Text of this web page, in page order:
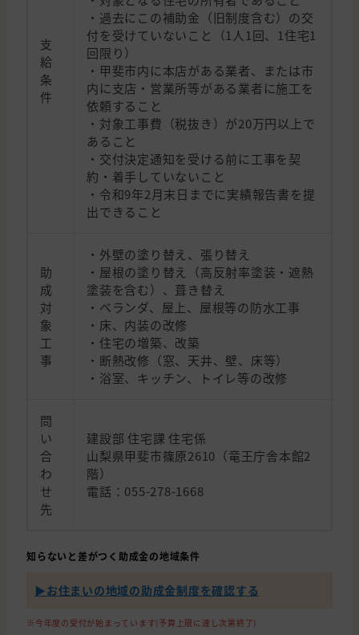
支
給
条
件
・過去にこの補助金（旧制度含む）の交
付を受けていないこと（1人1回、1住宅1
回限り）
・甲斐市内に本店がある業者、または市
内に支店・営業所等がある業者に施工を
依頼すること
・対象工事費（税抜き）が20万円以上で
あること
・交付決定通知を受ける前に工事を契
約・着手していないこと
・令和9年2月末日までに実績報告書を提
出できること
助
成
対
象
工
事
・外壁の塗り替え、張り替え
・屋根の塗り替え（高反射率塗装・遮熱
塗装を含む）、葺き替え
・ベランダ、屋上、屋根等の防水工事
・床、内装の改修
・住宅の増築、改築
・断熱改修（窓、天井、壁、床等）
・浴室、キッチン、トイレ等の改修
問
い
合
わ
せ
先
建設部 住宅課 住宅係
山梨県甲斐市篠原2610（竜王庁舎本館2
階）
電話：055-278-1668
知らないと差がつく助成金の地域条件
▶︎お住まいの地域の助成金制度を確認する
※今年度の受付が始まっています(予算上限に達し次第終了)